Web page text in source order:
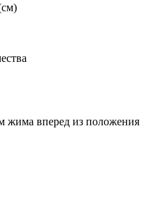
жима вперед из положения